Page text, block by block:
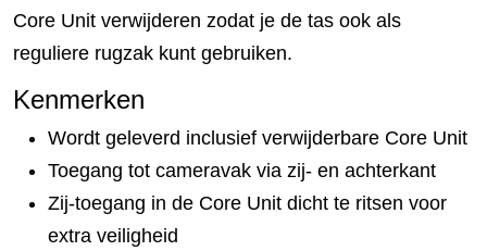
Core Unit verwijderen zodat je de tas ook als
reguliere rugzak kunt gebruiken.
Kenmerken
Wordt geleverd inclusief verwijderbare Core Unit
Toegang tot cameravak via zij- en achterkant
Zij-toegang in de Core Unit dicht te ritsen voor
extra veiligheid